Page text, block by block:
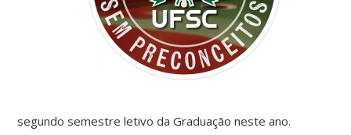
segundo semestre letivo da Graduação neste ano.